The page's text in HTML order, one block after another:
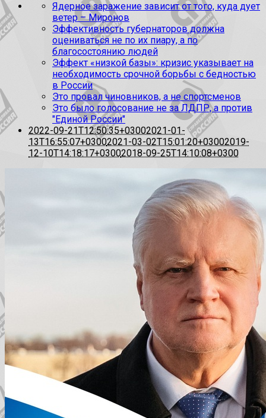
Ядерное заражение зависит от того, куда дует
ветер – Миронов
Эффективность губернаторов должна
оцениваться не по их пиару, а по
благосостоянию людей
Эффект «низкой базы»: кризис указывает на
необходимость срочной борьбы с бедностью
в России
Это провал чиновников, а не спортсменов
Это было голосование не за ЛДПР, а против
"Единой России"
2022-09-21T12:50:35+03002021-01-
13T16:55:07+03002021-03-02T15:01:20+03002019-
12-10T14:18:17+03002018-09-25T14:10:08+0300